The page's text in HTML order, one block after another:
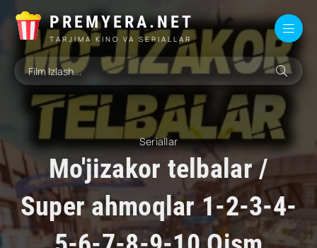
PREMYERA.NET
TARJIMA KINO VA SERIALLAR
Seriallar
Mo'jizakor telbalar /
Super ahmoqlar 1-2-3-4-